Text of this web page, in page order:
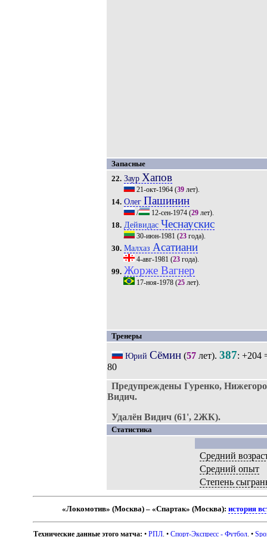
Запасные
22. Заур Хапов
21-окт-1964(39лет).
14. Олег Пашинин
/ 12-сен-1974(29лет).
18. Дейвидас Чеснаускис
30-июн-1981 (23года).
30. Малхаз Асатиани
4-авг-1981 (23года).
99. Жорже Вагнер
17-ноя-1978(25лет).
Тренеры
Юрий Сёмин(57лет). 387: +204
80
Предупреждены Гуренко,
Видич.
Удалён Видич (61', 2ЖК).
Статистика
Средний
Средний опыт
Степень
«Локомотив» (Москва) – «Спартак» (Москва):история
Технические данные этого матча: •РПЛ . •Спорт-Экспресс - Футбол . •